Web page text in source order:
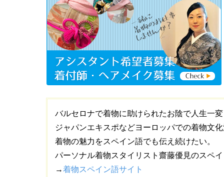
バルセロナで着物に助けられたお陰で人生一
ジャパンエキスポなどヨーロッパでの着物文
着物の魅力をスペイン語でも伝え続けたい。
パーソナル着物スタイリスト齋藤優見のスペ
→着物スペイン語サイト